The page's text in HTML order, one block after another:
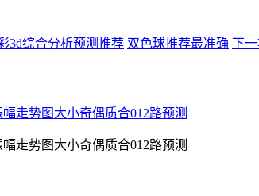
3d综合分析预测推荐 双色球推荐最准确 下
走势图大小奇偶质合012路预测
走势图大小奇偶质合012路预测